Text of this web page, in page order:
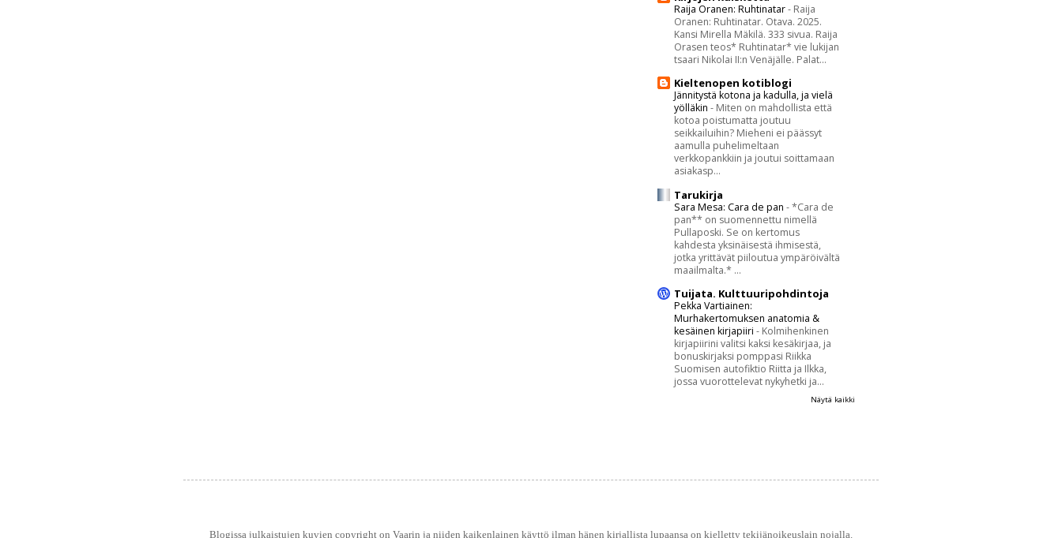
Raija Oranen: Ruhtinatar- Raija
Oranen: Ruhtinatar. Otava. 2025.
Kansi Mirella Mäkilä. 333 sivua. Raija
Orasen teos* Ruhtinatar* vie lukijan
tsaari Nikolai II:n Venäjälle. Palat...
Kieltenopen kotiblogi
Jännitystä kotona ja kadulla, ja vielä
yölläkin - Miten on mahdollista että
kotoa poistumatta joutuu
seikkailuihin? Mieheni ei päässyt
aamulla puhelimeltaan
verkkopankkiin ja joutui soittamaan
asiakasp...
Tarukirja
Sara Mesa: Cara de pan -*Cara de
pan** on suomennettu nimellä
Pullaposki. Se on kertomus
kahdesta yksinäisestä ihmisestä,
jotka yrittävät piiloutua ympäröivältä
maailmalta.* ...
Tuijata. Kulttuuripohdintoja
Pekka Vartiainen:
Murhakertomuksen anatomia &
kesäinen kirjapiiri - Kolmihenkinen
kirjapiirini valitsi kaksi kesäkirjaa, ja
bonuskirjaksi pomppasi Riikka
Suomisen autofiktio Riitta ja Ilkka,
jossa vuorottelevat nykyhetki ja...
Näytä kaikki
Blogissa julkaistujen kuvien copyright on Vaarin ja niiden kaikenlainen käyttö ilman hänen kirjallista lupaansa on kielletty tekijänoikeuslain nojalla.